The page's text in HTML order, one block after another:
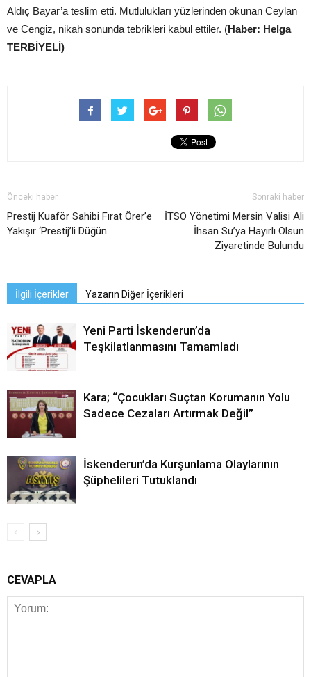
Aldıç Bayar’a teslim etti. Mutlulukları yüzlerinden okunan Ceylan
ve Cengiz, nikah sonunda tebrikleri kabul ettiler. (Haber: Helga
TERBİYELİ)
Önceki haber
Prestij Kuaför Sahibi Fırat Örer’e
Yakışır ‘Prestij’li Düğün
Sonraki haber
İTSO Yönetimi Mersin Valisi Ali
İhsan Su’ya Hayırlı Olsun
Ziyaretinde Bulundu
İlgili İçerikler Yazarın Diğer İçerikleri
Yeni Parti İskenderun’da
Teşkilatlanmasını Tamamladı
Kara; “Çocukları Suçtan Korumanın Yolu
Sadece Cezaları Artırmak Değil”
İskenderun’da Kurşunlama Olaylarının
Şüphelileri Tutuklandı
CEVAPLA